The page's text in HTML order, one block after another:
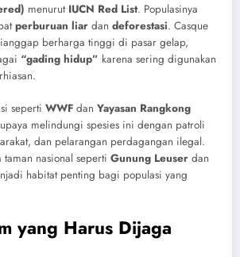
menurut IUCN Red List. Populasinya
perburuan liar dan deforestasi. Casque
berharga tinggi di pasar gelap,
“gading hidup” karena sering digunakan
seperti WWF dan Yayasan Rangkong
melindungi spesies ini dengan patroli
dan pelarangan perdagangan ilegal.
nasional seperti Gunung Leuser dan
habitat penting bagi populasi yang
yang Harus Dijaga